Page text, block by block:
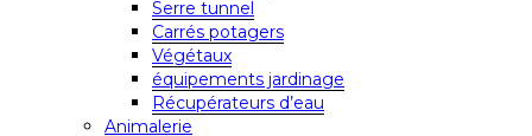
Serre tunnel
Carrés potagers
Végétaux
équipements jardinage
Récupérateurs d’eau
Animalerie